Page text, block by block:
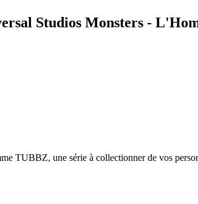
Studios Monsters -
TUBBZ, une série à collectionner de vos